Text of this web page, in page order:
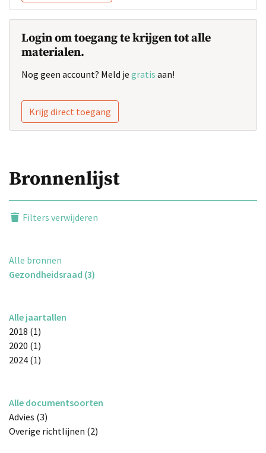
Login om toegang te krijgen tot alle
materialen.
Nog geen account? Meld je gratis aan!
Krijg direct toegang
Bronnenlijst
Filters verwijderen
Alle bronnen
Gezondheidsraad (3)
Alle jaartallen
2018 (1)
2020 (1)
2024 (1)
Alle documentsoorten
Advies (3)
Overige richtlijnen (2)